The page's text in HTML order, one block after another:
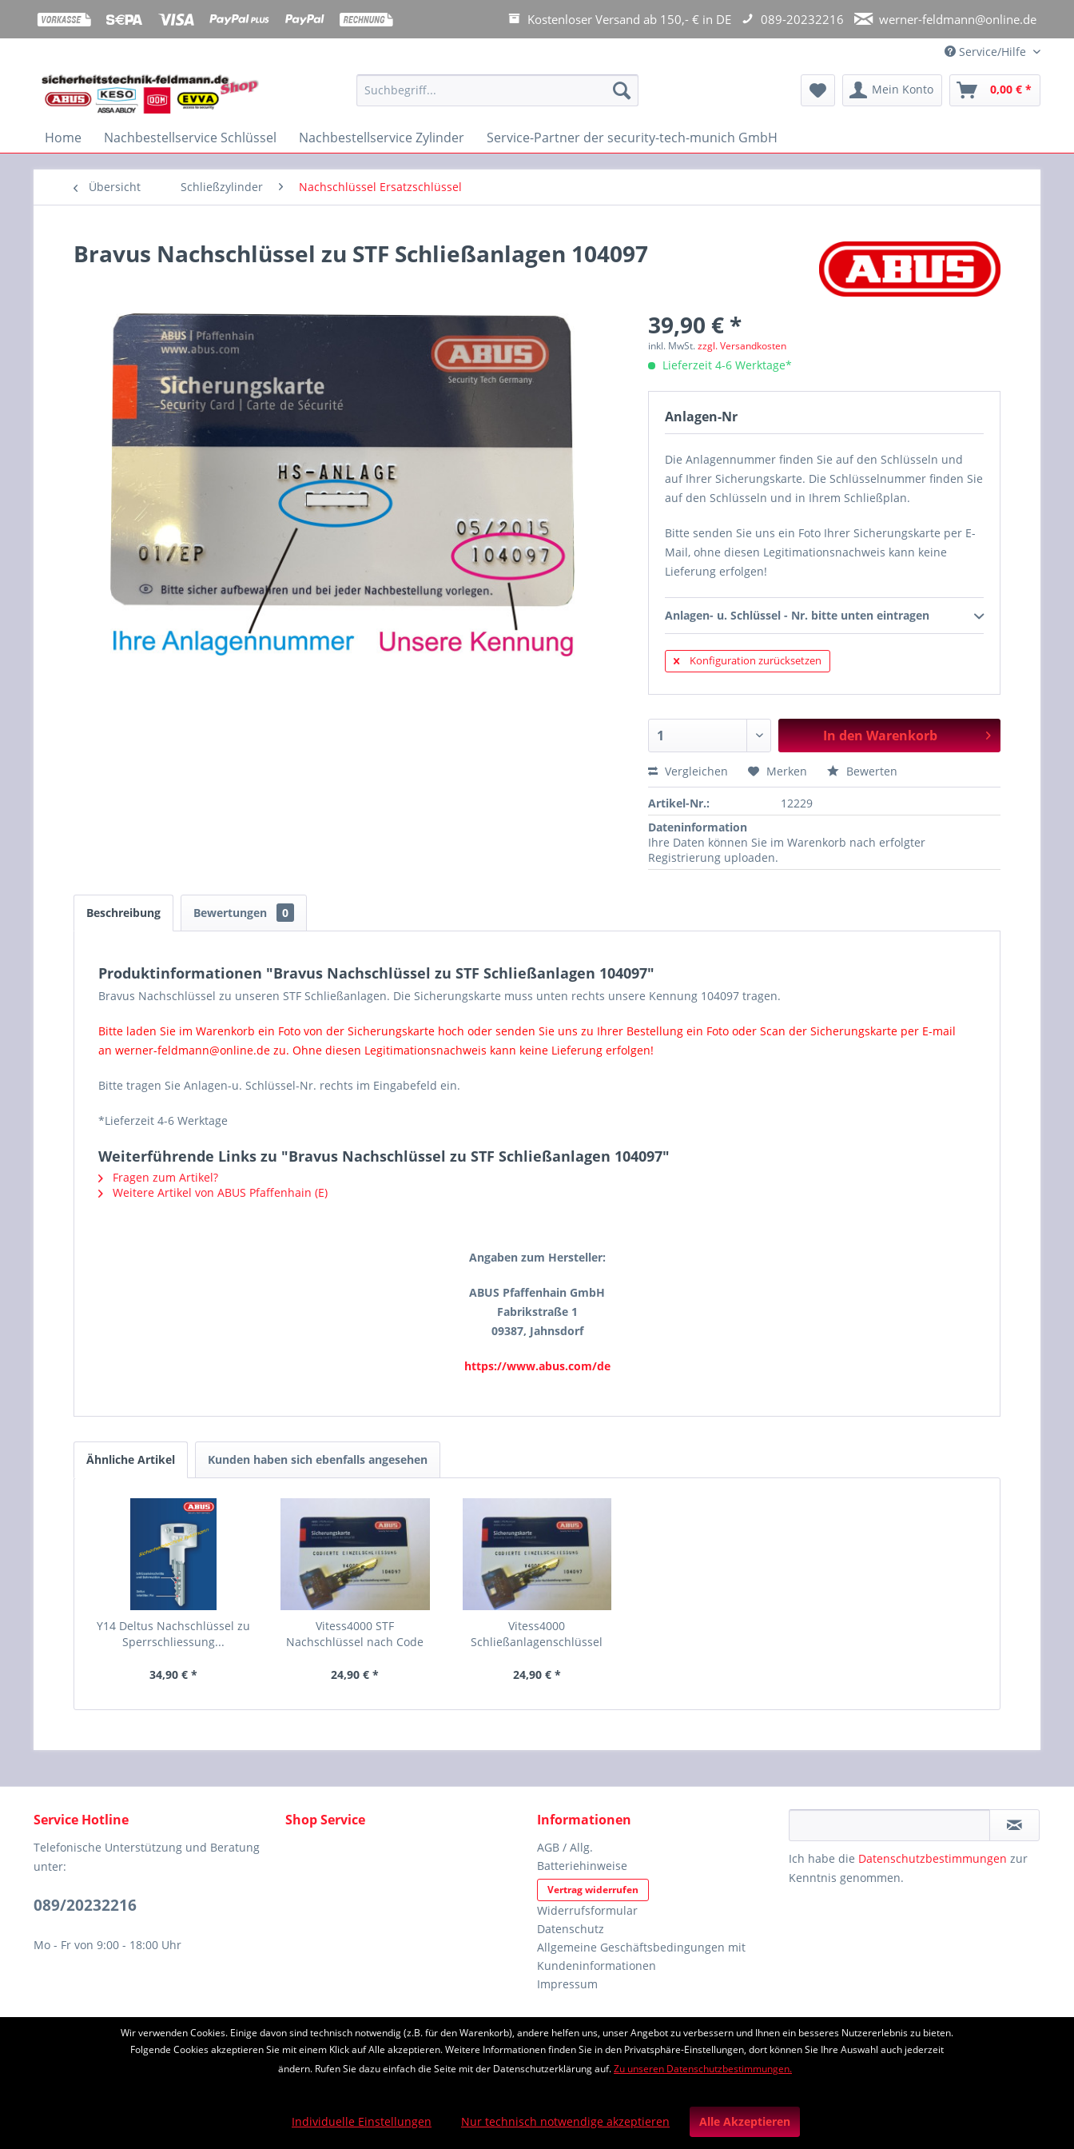
Kostenloser Versand ab 150,- € in DE 089-20232216 werner-feldmann@online.de
Service/Hilfe
Mein Konto 0,00 € *
Home Nachbestellservice Schlüssel Nachbestellservice Zylinder Service-Partner der security-tech-munich GmbH
Übersicht Schließzylinder Nachschlüssel Ersatzschlüssel
Bravus Nachschlüssel zu STF Schließanlagen 104097
39,90 € *
inkl. MwSt.zzgl. Versandkosten
Lieferzeit 4-6 Werktage*
Anlagen-Nr
Die Anlagennummer finden Sie auf den Schlüsseln und
auf Ihrer Sicherungskarte. Die Schlüsselnummer finden Sie
auf den Schlüsseln und in Ihrem Schließplan.
Bitte senden Sie uns ein Foto Ihrer Sicherungskarte per E-
Mail, ohne diesen Legitimationsnachweis kann keine
Lieferung erfolgen!
Anlagen- u. Schlüssel - Nr. bitte unten eintragen
Konfiguration zurücksetzen
In denWarenkorb
Vergleichen Merken Bewerten
Artikel-Nr.:
12229
Dateninformation
Ihre Daten können Sie im Warenkorb nach erfolgter
Registrierung uploaden.
Beschreibung Bewertungen 0
Produktinformationen "Bravus Nachschlüssel zu STF Schließanlagen 104097"
Bravus Nachschlüssel zu unseren STF Schließanlagen. Die Sicherungskarte muss unten rechts unsere Kennung 104097 tragen.
Bitte laden Sie im Warenkorb ein Foto von der Sicherungskarte hoch oder senden Sie uns zu Ihrer Bestellung ein Foto oder Scan der Sicherungskarte per E-mail
an werner-feldmann@online.de zu. Ohne diesen Legitimationsnachweis kann keine Lieferung erfolgen!
Bitte tragen Sie Anlagen-u. Schlüssel-Nr. rechts im Eingabefeld ein.
*Lieferzeit 4-6 Werktage
Weiterführende Links zu "Bravus Nachschlüssel zu STF Schließanlagen 104097"
Fragen zum Artikel?
Weitere Artikel von ABUS Pfaffenhain (E)
Angaben zum Hersteller:
ABUS Pfaffenhain GmbH
Fabrikstraße 1
09387, Jahnsdorf
https://www.abus.com/de
Ähnliche Artikel Kunden haben sich ebenfalls angesehen
Y14 Deltus Nachschlüssel zu
Sperrschliessung...
34,90 € *
Vitess4000 STF
Nachschlüssel nach Code
24,90 € *
Vitess4000
Schließanlagenschlüssel
24,90 € *
Service Hotline
Telefonische Unterstützung und Beratung
unter:
089/20232216
Mo - Fr von 9:00 - 18:00 Uhr
Shop Service Informationen
AGB / Allg.
Batteriehinweise
Vertrag widerrufen
Widerrufsformular
Datenschutz
Allgemeine Geschäftsbedingungen mit
Kundeninformationen
Impressum
Ich habe die Datenschutzbestimmungen zur
Kenntnis genommen.
* Alle Preise inkl. gesetzl. Mehrwertsteuer zzgl.Versandkostenund ggf. Nachnahmegebühren, wenn nicht anders beschrieben
Wir verwenden Cookies. Einige davon sind technisch notwendig (z.B. für den Warenkorb), andere helfen uns, unser Angebot zu verbessern und Ihnen ein besseres Nutzererlebnis zu bieten.
Folgende Cookies akzeptieren Sie mit einem Klick auf Alle akzeptieren. Weitere Informationen finden Sie in den Privatsphäre-Einstellungen, dort können Sie Ihre Auswahl auch jederzeit
ändern. Rufen Sie dazu einfach die Seite mit der Datenschutzerklärung auf.Zu unseren Datenschutzbestimmungen.
Individuelle Einstellungen Nur technisch notwendige akzeptieren Alle Akzeptieren